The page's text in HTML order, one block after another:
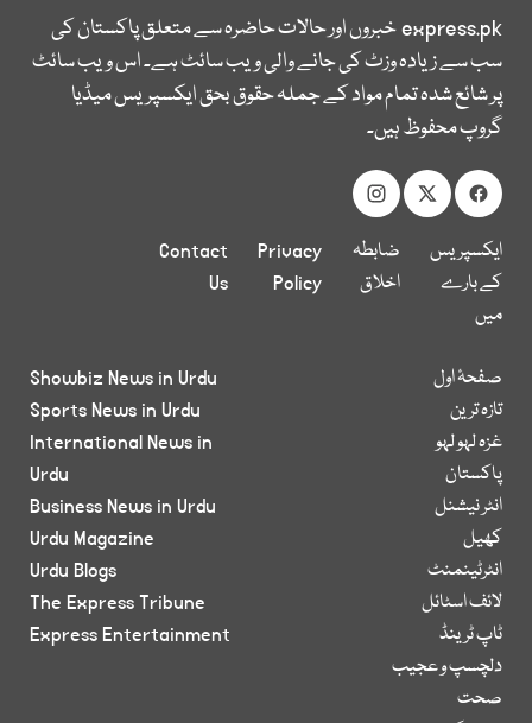
express.pkخبروں اور حالات حاضرہ سے متعلق پاکستان کی
سب سے زیادہ وزٹ کی جانے والی ویب سائٹ ہے۔ اس ویب سائٹ
پر شائع شدہ تمام مواد کے جملہ حقوق بحق ایکسپریس میڈیا
گروپ محفوظ ہیں۔
ایکسپریس
کے بارے
میں
ضابطہ
اخلاق
Privacy
Policy
Contact
Us
صفحۂ اول
تازہ ترین
غزہ لہو لہو
پاکستان
انٹر نیشنل
کھیل
انٹرٹینمنٹ
لائف اسٹائل
ٹاپ ٹرینڈ
دلچسپ و عجیب
صحت
Showbiz News in Urdu
Sports News in Urdu
International News in
Urdu
Business News in Urdu
Urdu Magazine
Urdu Blogs
The Express Tribune
Express Entertainment